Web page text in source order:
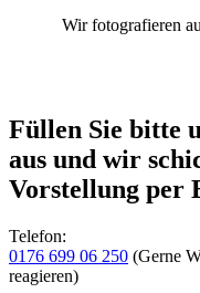
Wir fotografieren
Füllen Sie bitte
aus und wir
Vorstellung per
Telefon:
0176 699 06 250 (Gerne
reagieren)